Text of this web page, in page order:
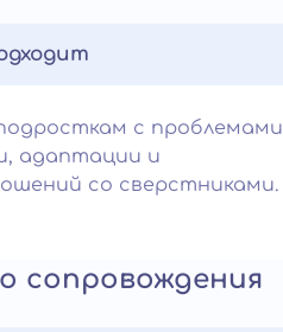
с проблемами
адаптации и
со сверстниками.
сопровождения